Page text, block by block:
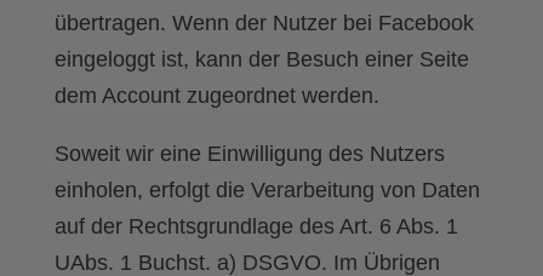
übertragen. Wenn der Nutzer bei Facebook
eingeloggt ist, kann der Besuch einer Seite
dem Account zugeordnet werden.
Soweit wir eine Einwilligung des Nutzers
einholen, erfolgt die Verarbeitung von Daten
auf der Rechtsgrundlage des Art. 6 Abs. 1
UAbs. 1 Buchst. a) DSGVO. Im Übrigen